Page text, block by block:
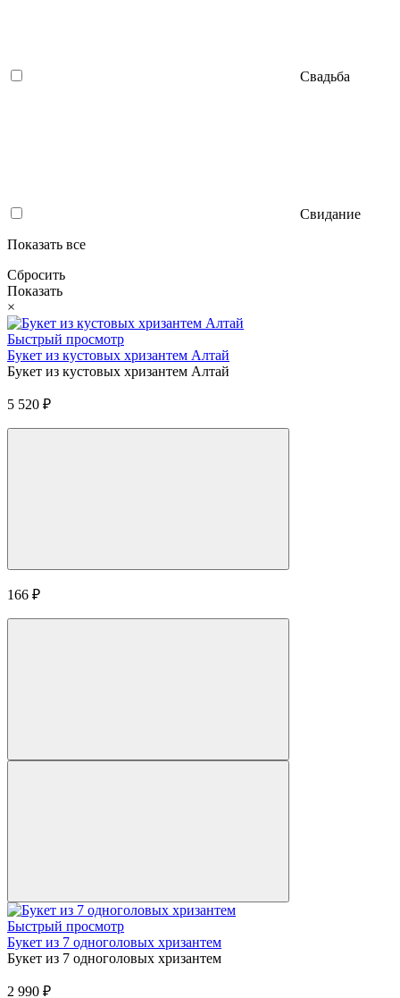
Свадьба
Свидание
Показать все
Сбросить
Показать
×
Быстрый просмотр
Букет из кустовых хризантем Алтай
Букет из кустовых хризантем Алтай
5 520 ₽
166 ₽
Быстрый просмотр
Букет из 7 одноголовых хризантем
Букет из 7 одноголовых хризантем
2 990 ₽